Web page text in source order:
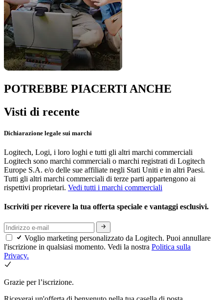
POTREBBE PIACERTI ANCHE
Visti di recente
Dichiarazione legale sui marchi
Logitech, Logi, i loro loghi e tutti gli altri marchi commerciali
Logitech sono marchi commerciali o marchi registrati di Logitech
Europe S.A. e/o delle sue affiliate negli Stati Uniti e in altri Paesi.
Tutti gli altri marchi commerciali di terze parti appartengono ai
rispettivi proprietari. Vedi tutti i marchi commerciali
Iscriviti per ricevere la tua offerta speciale e vantaggi esclusivi.
Voglio marketing personalizzato da Logitech. Puoi annullare
l'iscrizione in qualsiasi momento. Vedi la nostra Politica sulla
Privacy.
Grazie per l’iscrizione.